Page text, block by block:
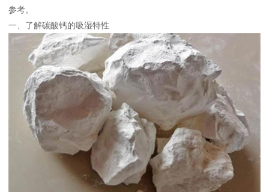
参考。
一、了解碳酸钙的吸湿特性